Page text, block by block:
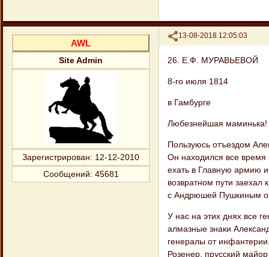
Поделиться
13-08-2018 12:05:03
AWL
Site Admin
Зарегистрирован: 12-12-2010
Сообщений: 45681
26. Е.Ф. МУРАВЬЕВОЙ
8-го июля 1814
в Гамбурге
Любезнейшая маминька!
Пользуюсь отъездом
Он находился все время
ехать в Главную армию
возвратном пути
с Андрюшей Пушкиным
У нас на этих днях все
алмазные знаки
генералы от
Розенер, прусский